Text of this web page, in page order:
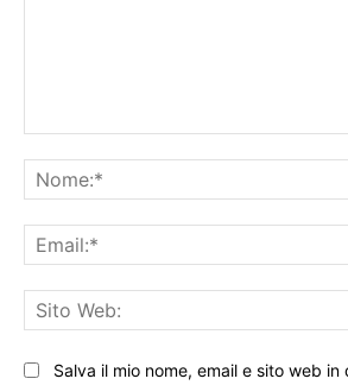
Salva il mio nome, email e sito web